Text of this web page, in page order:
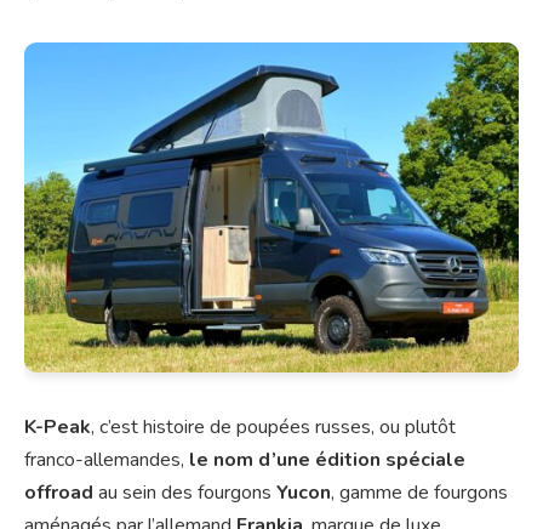
K-Peak, c’est histoire de poupées russes, ou plutôt
franco-allemandes, le nom d’une édition spéciale
offroad au sein des fourgons Yucon, gamme de fourgons